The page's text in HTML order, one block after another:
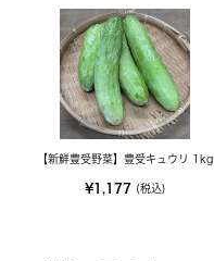
【新鮮豊受野菜】豊受キュウリ 1kg
¥1,177 (税込)